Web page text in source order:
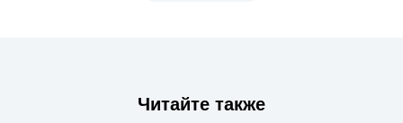
Читайте также